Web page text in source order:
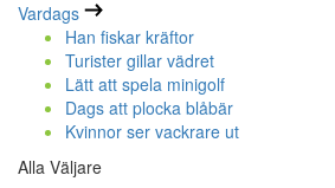
Vardags
Han fiskar kräftor
Turister gillar vädret
Lätt att spela minigolf
Dags att plocka blåbär
Kvinnor ser vackrare ut
Alla Väljare